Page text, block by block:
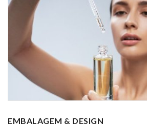
EMBALAGEM & DESIGN